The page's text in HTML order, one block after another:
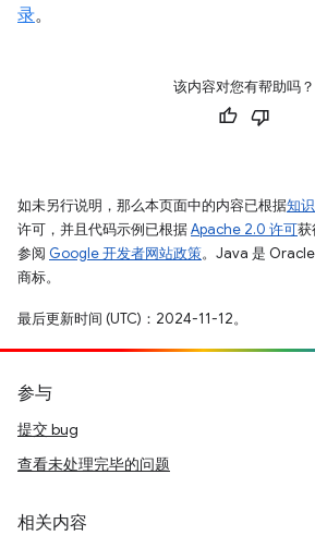
录。
该内容对您有帮助吗？
如未另行说明，那么本页面中的内容已根据知
许可，并且代码示例已根据Apache 2.0 许可获
参阅 Google 开发者网站政策。Java 是
商标。
最后更新时间 (UTC)：2024-11-12。
参与
提交 bug
查看未处理完毕的问题
相关内容